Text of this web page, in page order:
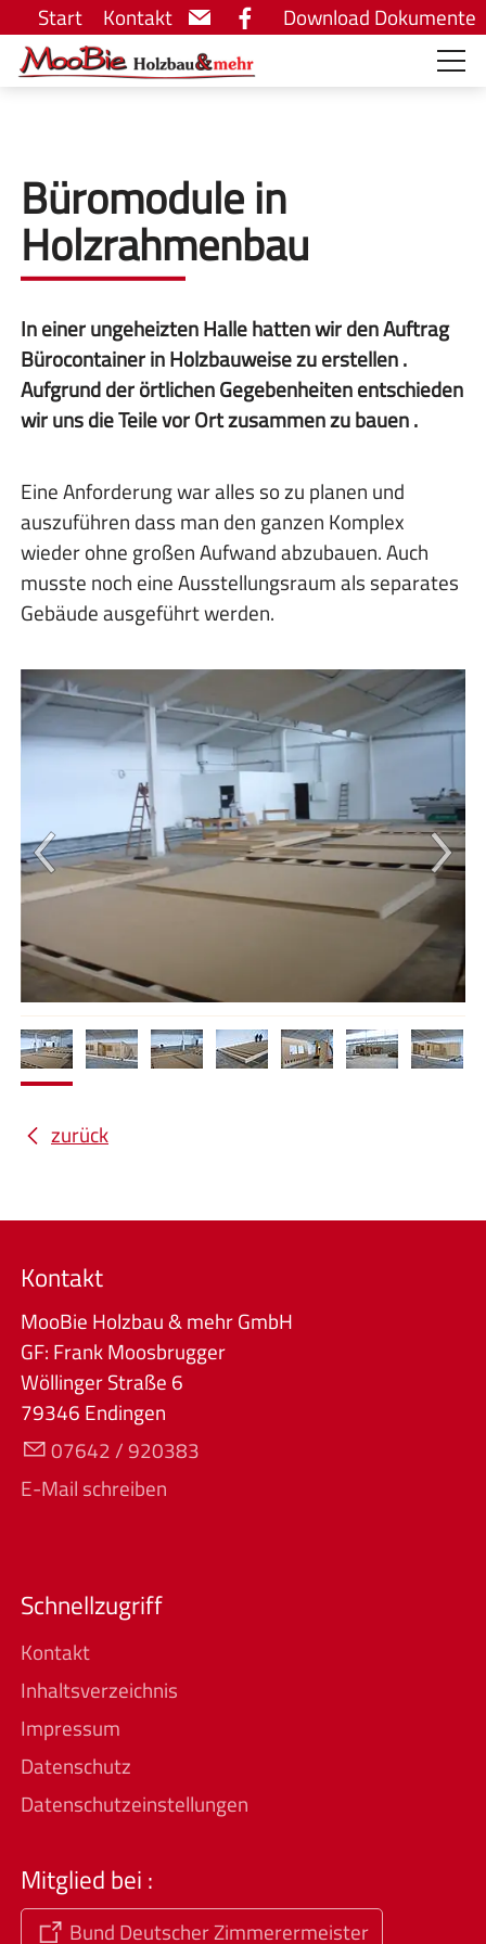
Download Dokumente
Kontakt
Start
Büromodule in
Holzrahmenbau
In einer ungeheizten Halle hatten wir den Auftrag
Bürocontainer in Holzbauweise zu erstellen .
Aufgrund der örtlichen Gegebenheiten entschieden
wir uns die Teile vor Ort zusammen zu bauen .
Eine Anforderung war alles so zu planen und
auszuführen dass man den ganzen Komplex
wieder ohne großen Aufwand abzubauen. Auch
musste noch eine Ausstellungsraum als separates
Gebäude ausgeführt werden.
zurück
Kontakt
MooBie Holzbau & mehr GmbH
GF: Frank Moosbrugger
Wöllinger Straße 6
79346 Endingen
07642 / 920383
E-Mail schreiben
Schnellzugriff
Kontakt
Inhaltsverzeichnis
Impressum
Datenschutz
Datenschutzeinstellungen
Mitglied bei :
Bund Deutscher Zimmerermeister